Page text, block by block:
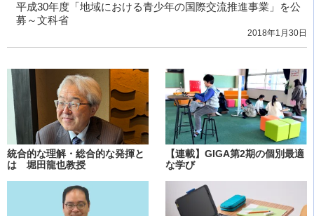
平成30年度「地域における青少年の国際交流推進事業」を公
募～文科省
2018年1月30日
統合的な理解・総合的な発揮と
は 堀田龍也教授
【連載】GIGA第2期の個別最適
な学び